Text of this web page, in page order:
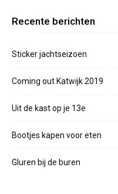
Recente berichten
Sticker jachtseizoen
Coming out Katwijk 2019
Uit de kast op je 13e
Bootjes kapen voor eten
Gluren bij de buren